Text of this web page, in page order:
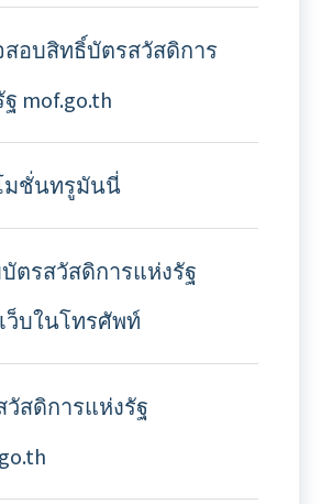
สอบสิทธิ์บัตรสวัสดิการ
mof.go.th
มชั่นทรูมันนี่
ตรสวัสดิการแห่งรัฐ
ว็บในโทรศัพท์
สดิการแห่งรัฐ